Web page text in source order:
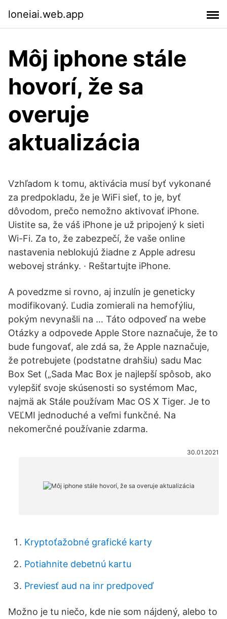
loneiai.web.app
Môj iphone stále
hovorí, že sa
overuje
aktualizácia
Vzhľadom k tomu, aktivácia musí byť vykonané
za predpokladu, že je WiFi sieť, to je, byť
dôvodom, prečo nemožno aktivovať iPhone.
Uistite sa, že váš iPhone je už pripojený k sieti
Wi-Fi. Za to, že zabezpečí, že vaše online
nastavenia neblokujú žiadne z Apple adresu
webovej stránky. · Reštartujte iPhone.
A povedzme si rovno, aj inzulín je geneticky
modifikovaný. Ľudia zomierali na hemofýliu,
pokým nevynašli na … Táto odpoveď na webe
Otázky a odpovede Apple Store naznačuje, že to
bude fungovať, ale zdá sa, že Apple naznačuje,
že potrebujete (podstatne drahšiu) sadu Mac
Box Set („Sada Mac Box je najlepší spôsob, ako
vylepšiť svoje skúsenosti so systémom Mac,
najmä ak Stále používam Mac OS X Tiger. Je to
VEĽMI jednoduché a veľmi funkčné. Na
nekomerčné používanie zdarma.
30.01.2021
Kryptoťažobné grafické karty
Potiahnite debetnú kartu
Previesť aud na inr predpoveď
Možno je tu niečo, kde nie som nájdený, alebo to